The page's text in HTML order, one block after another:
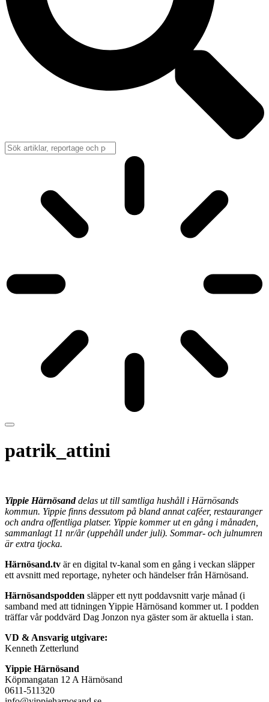
patrik_attini
Yippie Härnösanddelas ut till samtliga hushåll i Härnösands
kommun. Yippie finns dessutom på bland annat caféer, restauranger
och andra offentliga platser. Yippie kommer ut en gång i månaden,
sammanlagt 11 nr/år (uppehåll under juli). Sommar- och julnumren
är extra tjocka.
Härnösand.tv är en digital tv-kanal som en gång i veckan släpper
ett avsnitt med reportage, nyheter och händelser från Härnösand.
Härnösandspodden släpper ett nytt poddavsnitt varje månad (i
samband med att tidningen Yippie Härnösand kommer ut. I podden
träffar vår poddvärd Dag Jonzon nya gäster som är aktuella i stan.
VD & Ansvarig utgivare:
Kenneth Zetterlund
Yippie Härnösand
Köpmangatan 12 A Härnösand
0611-511320